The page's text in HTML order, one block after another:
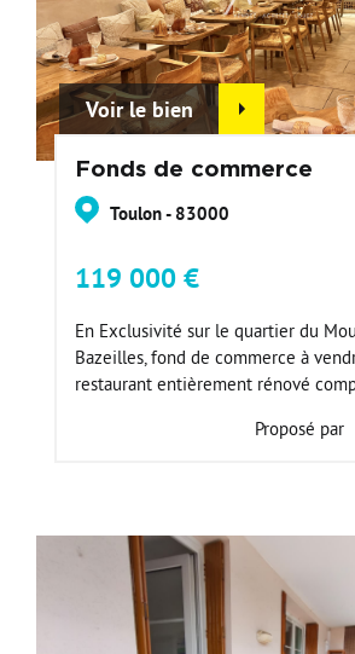
Voir le bien
Fonds de commerce
Toulon - 83000
119 000 €
En Exclusivité sur le quartier du
Bazeilles, fond de commerce à
restaurant entièrement rénové
Proposé par